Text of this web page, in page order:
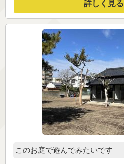
詳しく見る
このお庭で遊んでみたいです